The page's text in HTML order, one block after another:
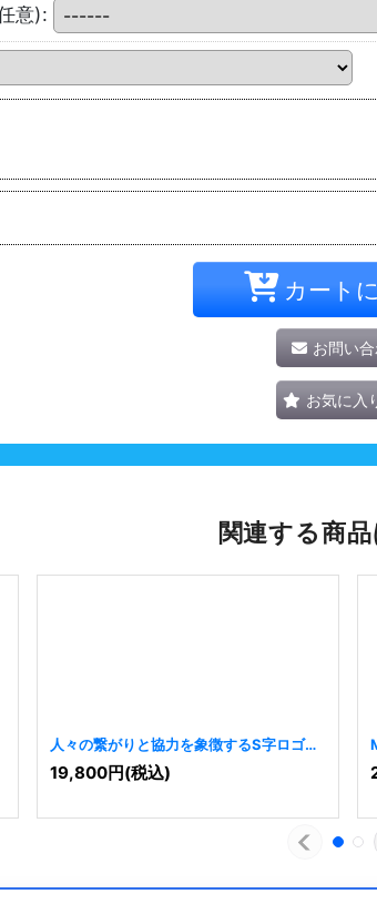
意):
カート
お問い
お気に入
関連する商
人々の繋がりと協力を象徴するS字ロゴ
[10464]
19,800円(税込)
[